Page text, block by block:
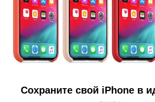
Сохраните свой iPhone в